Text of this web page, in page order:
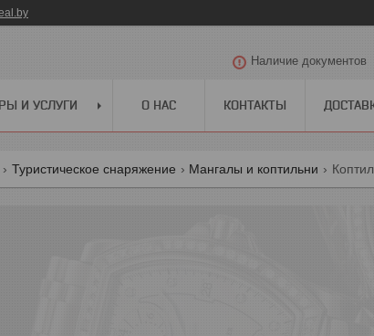
Наличие документов
И УСЛУГИ О НАС КОНТАКТЫ
Туристическое снаряжение Мангалы и коптильни